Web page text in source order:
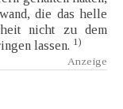
die das helle
nicht zu dem
lassen. 1)